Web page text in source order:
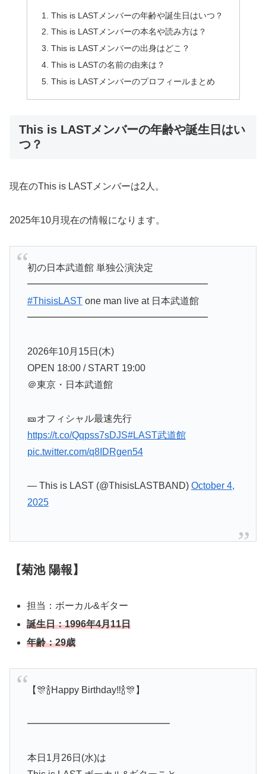
This is LASTメンバーの年齢や誕生日はいつ？
This is LASTメンバーの本名や読み方は？
This is LASTメンバーの出身はどこ？
This is LASTの名前の由来は？
This is LASTメンバーのプロフィールまとめ
This is LASTメンバーの年齢や誕生日はい
つ？
現在のThis is LASTメンバーは2人。
2025年10月現在の情報になります。
初の日本武道館 単独公演決定
━━━━━━━━━━━━━━━━━━━
#ThisisLASTone man live at 日本武道館
━━━━━━━━━━━━━━━━━━━
2026年10月15日(木)
OPEN 18:00 / START 19:00
＠東京・日本武道館
🎫オフィシャル最速先行
https://t.co/Qqpss7sDJS#LAST武道館
pic.twitter.com/q8IDRgen54
— This is LAST (@ThisisLASTBAND) October 4,
2025
【菊池 陽報】
担当：ボーカル&ギター
誕生日：1996年4月11日
年齢：29歳
【🎊🍾Happy Birthday‼︎🍾🎊】
━━━━━━━━━━━━━━━
本日1月26日(水)は